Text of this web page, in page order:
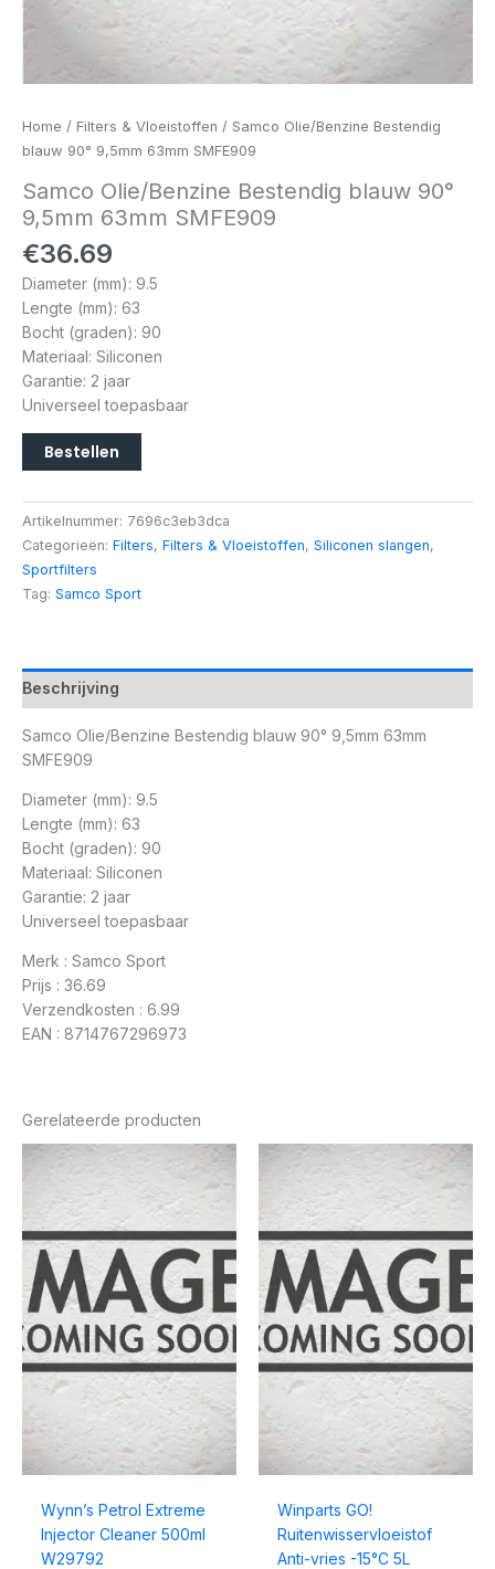
Home / Filters & Vloeistoffen / Samco Olie/Benzine Bestendig
blauw 90° 9,5mm 63mm SMFE909
Samco Olie/Benzine Bestendig blauw 90°
9,5mm 63mm SMFE909
€36.69
Diameter (mm): 9.5
Lengte (mm): 63
Bocht (graden): 90
Materiaal: Siliconen
Garantie: 2 jaar
Universeel toepasbaar
Bestellen
Artikelnummer: 7696c3eb3dca
Categorieën: Filters, Filters & Vloeistoffen, Siliconen slangen,
Sportfilters
Tag: Samco Sport
Beschrijving
Samco Olie/Benzine Bestendig blauw 90° 9,5mm 63mm
SMFE909
Diameter (mm): 9.5
Lengte (mm): 63
Bocht (graden): 90
Materiaal: Siliconen
Garantie: 2 jaar
Universeel toepasbaar
Merk : Samco Sport
Prijs : 36.69
Verzendkosten : 6.99
EAN : 8714767296973
Gerelateerde producten
Wynn’s Petrol Extreme
Injector Cleaner 500ml
W29792
Winparts GO!
Ruitenwisservloeistof
Anti-vries -15°C 5L